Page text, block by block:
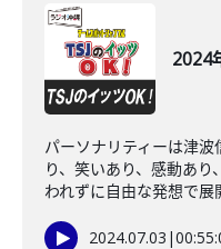
2024
パーソナリティーは津
り、笑いあり、感動あ
われずに自由な発想で展
2024.07.03 |